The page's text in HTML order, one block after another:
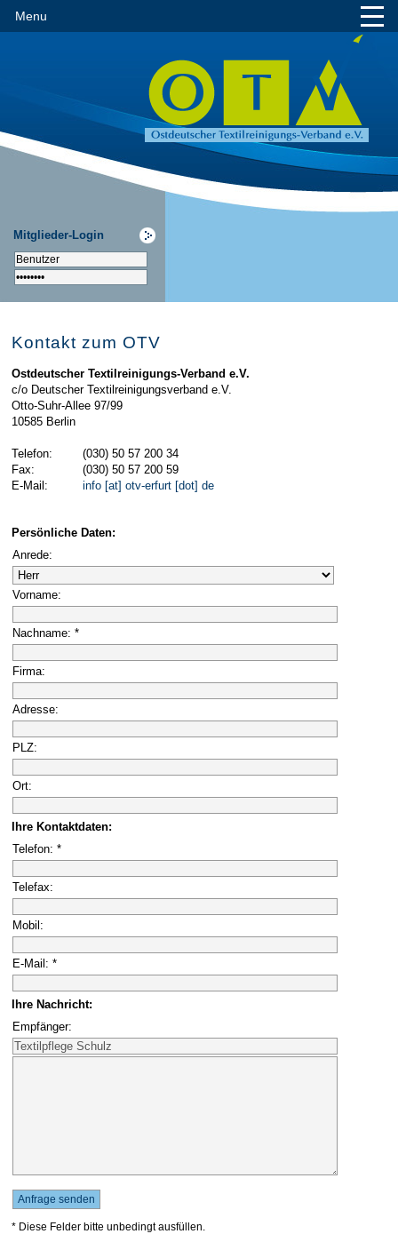
Menu
Mitglieder-Login
Kontakt zum OTV
Ostdeutscher Textilreinigungs-Verband e.V.
c/o Deutscher Textilreinigungsverband e.V.
Otto-Suhr-Allee 97/99
10585 Berlin
Telefon:
(030) 50 57 200 34
Fax:
(030) 50 57 200 59
E-Mail:
info [at] otv-erfurt [dot] de
Persönliche Daten:
Anrede:
Vorname:
Nachname: *
Firma:
Adresse:
PLZ:
Ort:
Ihre Kontaktdaten:
Telefon: *
Telefax:
Mobil:
E-Mail: *
Ihre Nachricht:
Empfänger:
* Diese Felder bitte unbedingt ausfüllen.